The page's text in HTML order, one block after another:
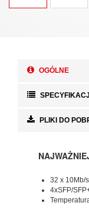
OGÓLNE
PLIKI DO
32 x 10Mb/
4xSFP/